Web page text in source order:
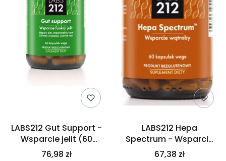
LABS212 Gut Support -
Wsparcie jelit (60
kaps.)
76,98 zł
LABS212 Hepa
Spectrum - Wsparcie
wątroby (60 kaps.)
67,38 zł